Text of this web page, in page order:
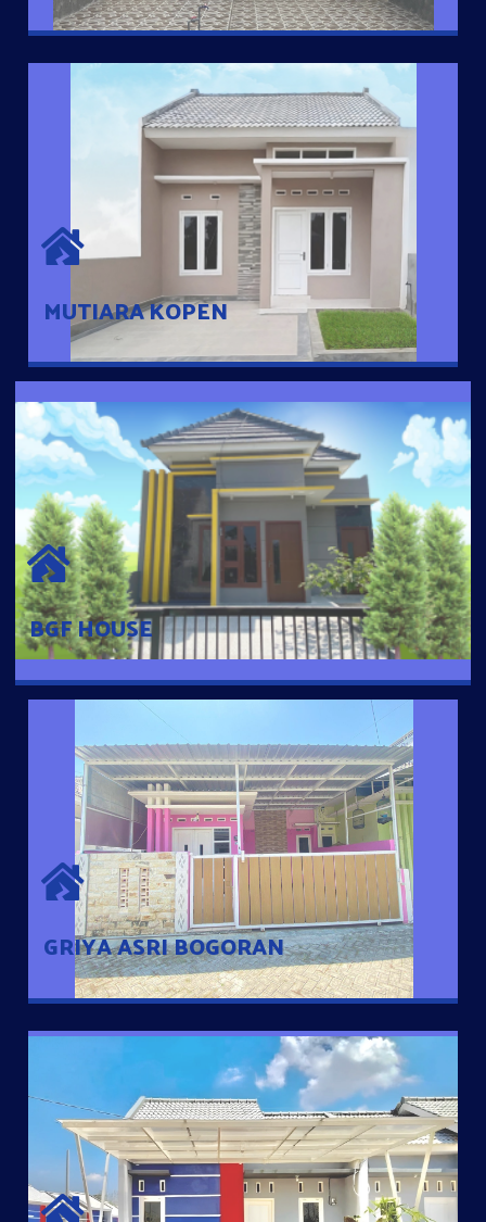
MUTIARA KOPEN
MUTIARA KOPEN
Hunian nyaman dengan suasana pedesaan. 10 menit dari pusat
kota, 2 menit dari Ring Road
BGF HOUSE
BGF HOUSE
Hunian Mewah Pusat Kota dengan fasilitas Free Desain, Dapur,
Parkir Mobil dengan 3 Kamar Tidur dan 2 Kamar Mandi.
GRIYA ASRI BOGORAN
GRIYA ASRI BOGORAN
Desain Modern Minimalis dengan Konsep Rumah Pintar
Sehingga Memudahkan Penghuni mengakses rumahnya
dengan Ponsel
SURYA MADANI SATU
Satu-satunya Hunian nyaman dengan harga subsidi hanya 100
jutaan dengan lokasi strategis di Tuban